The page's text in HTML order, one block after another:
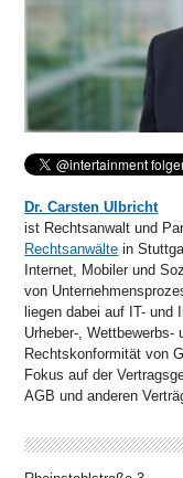
Dr. Carsten Ulbricht
ist Rechtsanwalt und
Rechtsanwälte in
Internet, Mobiler und
von
liegen dabei auf IT- und
Urheber-, Wettbewerbs-
Rechtskonformität von
Fokus auf der
AGB und anderen